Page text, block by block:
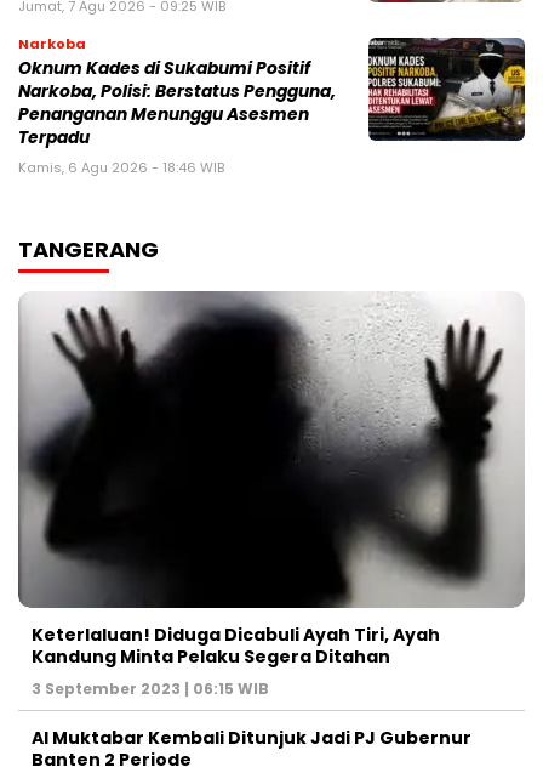
Jumat, 7 Agu 2026 - 09:25 WIB
Narkoba
Oknum Kades di Sukabumi Positif
Narkoba, Polisi: Berstatus Pengguna,
Penanganan Menunggu Asesmen
Terpadu
Kamis, 6 Agu 2026 - 18:46 WIB
TANGERANG
Keterlaluan! Diduga Dicabuli Ayah Tiri, Ayah
Kandung Minta Pelaku Segera Ditahan
3 September 2023 | 06:15 WIB
Al Muktabar Kembali Ditunjuk Jadi PJ Gubernur
Banten 2 Periode